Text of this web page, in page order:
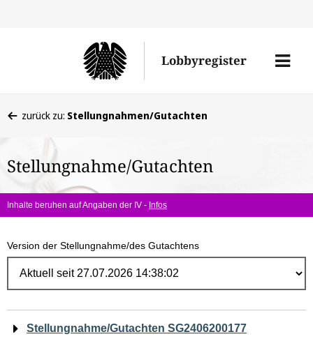
Lobbyregister
Menü
befinden
hier:
zurück zu: Stellungnahmen/Gutachten
Stellungnahme/Gutachten
Inhalte beruhen auf Angaben der IV - Infos
Version der Stellungnahme/des Gutachtens
Navigation
Stellungnahme/Gutachten SG2406200177